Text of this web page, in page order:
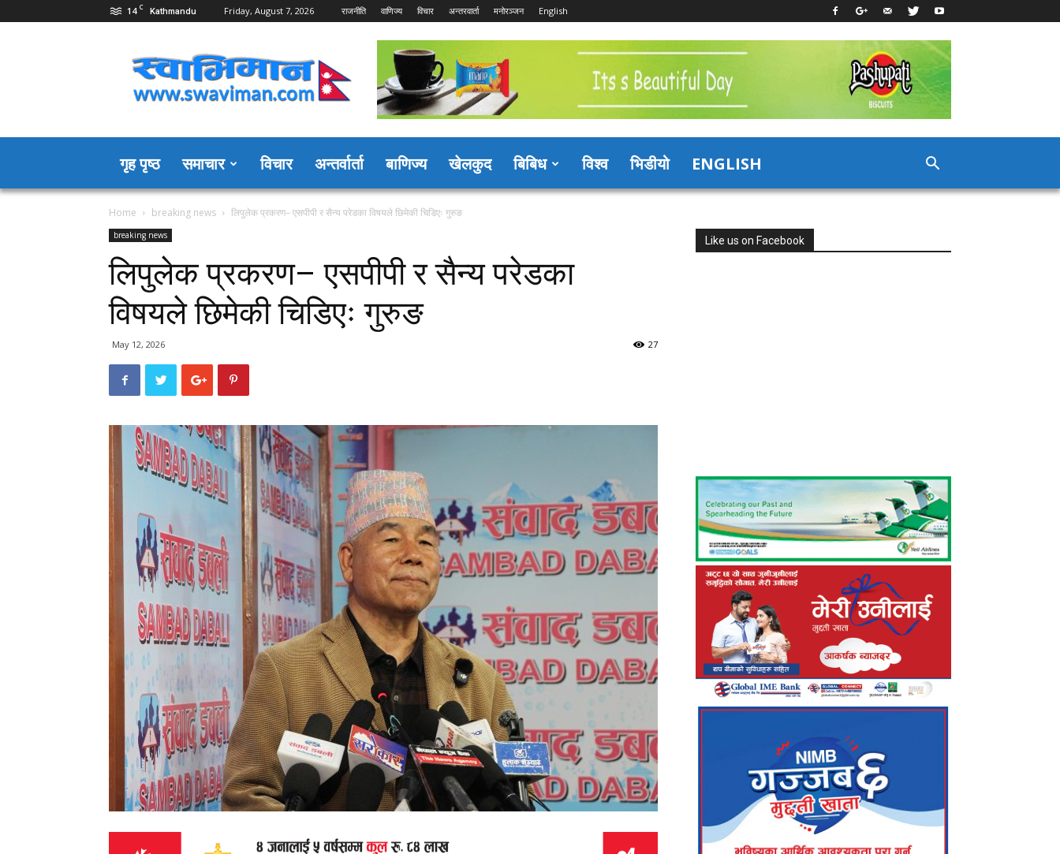
14 C Kathmandu Friday, August 7, 2026 राजनीति वाणिज्य विचार अन्तरवार्ता मनोरञ्जन English
Swaviman
Nepal
गृह पृष्ठ समाचार विचार अन्तर्वार्ता बाणिज्य खेलकुद बिबिध विश्व भिडीयो ENGLISH
Home breaking news लिपुलेक प्रकरण– एसपीपी र सैन्य परेडका विषयले छिमेकी चिडिएः गुरुङ
breaking news
लिपुलेक प्रकरण– एसपीपी र सैन्य परेडका
विषयले छिमेकी चिडिएः गुरुङ
May 12, 2026 27
Like us on Facebook